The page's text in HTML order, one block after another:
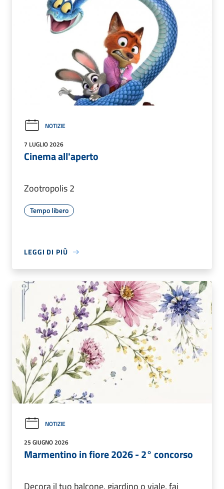
NOTIZIE
7 LUGLIO 2026
Cinema all'aperto
Zootropolis 2
Tempo libero
LEGGI DI PIÙ
NOTIZIE
25 GIUGNO 2026
Marmentino in fiore 2026 - 2° concorso